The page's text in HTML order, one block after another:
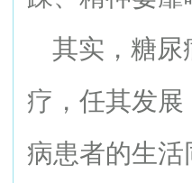
其实，糖尿
疗，任其发
病患者的生